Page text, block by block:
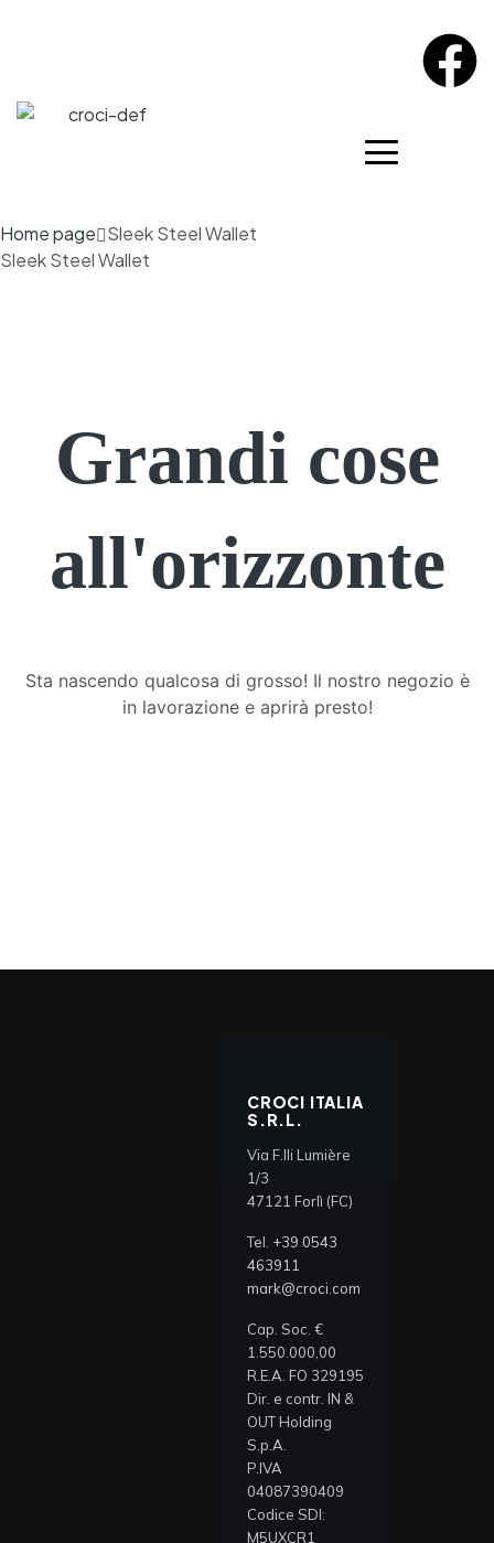
Home page Sleek Steel Wallet
Sleek Steel Wallet
Grandi cose
all'orizzonte
Sta nascendo qualcosa di grosso! Il nostro negozio è
in lavorazione e aprirà presto!
CROCI ITALIA
S.R.L.
Via F.lli Lumière
1/3
47121 Forlì (FC)
Tel. +39 0543
463911
mark@croci.com
Cap. Soc. €
1.550.000,00
R.E.A. FO 329195
Dir. e contr. IN &
OUT Holding
S.p.A.
P.IVA
04087390409
Codice SDI:
M5UXCR1